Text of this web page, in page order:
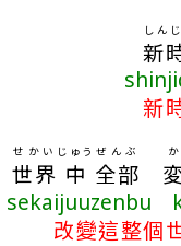
新
しん
新
世界
せかい
中
じゅう
全部
ぜんぶ か
sekaijuuzenbu
改變這整個